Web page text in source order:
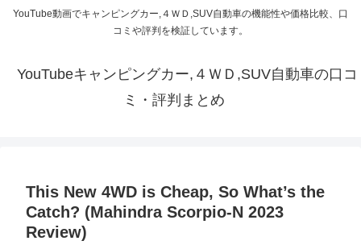
YouTube動画でキャンピングカー,４ＷＤ,SUV自動車の機能性や価格比較、口
コミや評判を検証しています。
YouTubeキャンピングカー,４ＷＤ,SUV自動車の口コ
ミ・評判まとめ
This New 4WD is Cheap, So What’s the
Catch? (Mahindra Scorpio-N 2023
Review)